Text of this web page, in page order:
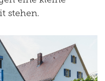
stehen.